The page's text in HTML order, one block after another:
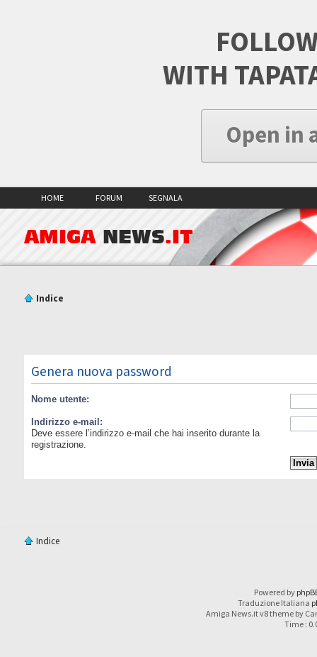
WITH
Open in
HOME FORUM SEGNALA
AMIGA NEWS.IT
Indice
Genera nuova password
Nome utente:
Indirizzo e-mail:
Deve essere l’indirizzo e-mail che hai inserito durante la
registrazione.
Indice
Powered by
Traduzione Italiana
Amiga News.it v8 theme by
Time :